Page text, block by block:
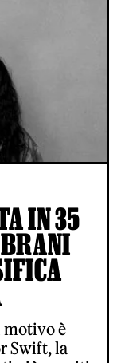
IN 35
motivo è
Swift, la